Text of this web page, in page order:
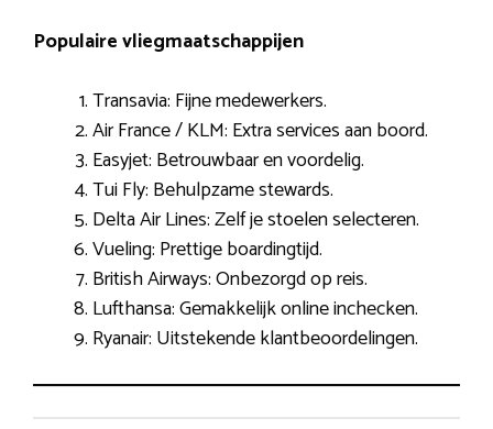
Populaire vliegmaatschappijen
Transavia: Fijne medewerkers.
Air France / KLM: Extra services aan boord.
Easyjet: Betrouwbaar en voordelig.
Tui Fly: Behulpzame stewards.
Delta Air Lines: Zelf je stoelen selecteren.
Vueling: Prettige boardingtijd.
British Airways: Onbezorgd op reis.
Lufthansa: Gemakkelijk online inchecken.
Ryanair: Uitstekende klantbeoordelingen.